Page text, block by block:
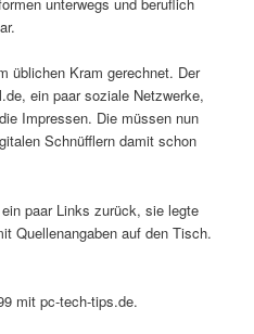
unterwegs und beruflich
üblichen Kram gerechnet. Der
ein paar soziale Netzwerke,
Impressen. Die müssen nun
Schnüfflern damit schon
paar Links zurück, sie legte
Quellenangaben auf den Tisch.
mit pc-tech-tips.de.